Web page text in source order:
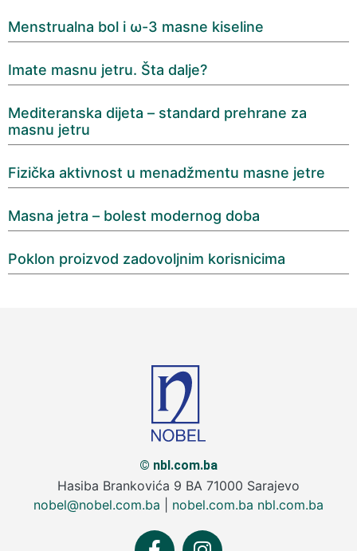
Menstrualna bol i ω-3 masne kiseline
Imate masnu jetru. Šta dalje?
Mediteranska dijeta – standard prehrane za
masnu jetru
Fizička aktivnost u menadžmentu masne jetre
Masna jetra – bolest modernog doba
Poklon proizvod zadovoljnim korisnicima
© nbl.com.ba
Hasiba Brankovića 9 BA 71000 Sarajevo
nobel@nobel.com.ba
nobel.com.ba nbl.com.ba